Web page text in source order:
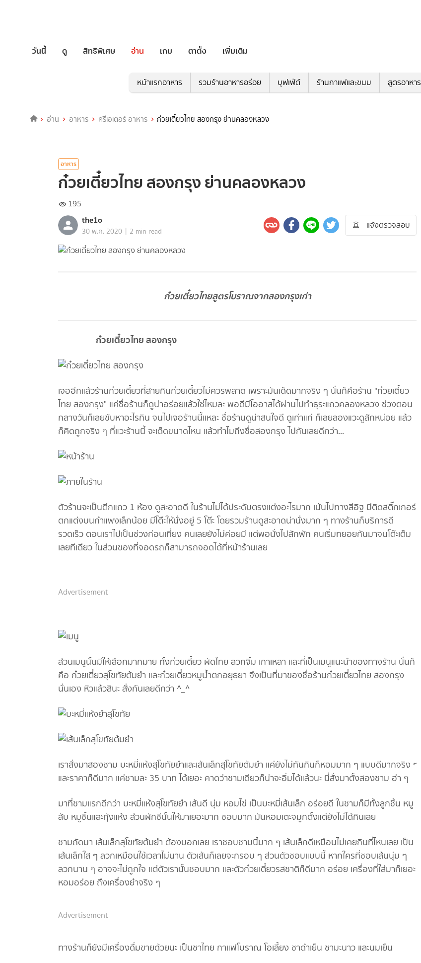
วันนี้ ดู สิทธิพิเศษ อ่าน เกม ตาตั้ง เพิ่มเติม
หน้าแรกอาหาร รวมร้านอาหารอร่อย บุฟเฟ่ต์ ร้านกาแฟและขนม สูตรอาหาร
อ่าน อาหาร ครีเอเตอร์ อาหาร ก๋วยเตี๋ยวไทย สองกรุง ย่านคลองหลวง
อาหาร
ก๋วยเตี๋ยวไทย สองกรุง ย่านคลองหลวง
195
the1o
30 พ.ค. 2020 | 2 min read
แจ้งตรวจสอบ
ก๋วยเตี๋ยวไทยสูตรโบราณจากสองกรุงเก่า
ก๋วยเตี๋ยวไทย สองกรุง
เจออีกแล้วร้านก๋วยเตี๋ยวที่สายกินก๋วยเตี๋ยวไม่ควรพลาด เพราะมันเด็ดมากจริง ๆ นั่นก็คือร้าน "ก๋วยเตี๋ยว
ไทย สองกรุง" แค่ชื่อร้านก็ดูน่าอร่อยแล้วใช่ไหมละ พอดีมีโออาสได้ผ่านไปทำธุระแถวคลองหลวง ช่วงตอน
กลางวันก็เลยขับหาอะไรกิน จนไปเจอร้านนี้แหละ ชื่อร้านดูน่าสนใจดี ดูเก่าแก่ ก็เลยลองแวะดูสักหน่อย แล้ว
ก็คิดถูกจริง ๆ ที่แวะร้านนี้ จะเด็ดขนาดไหน แล้วทำไมถึงชื่อสองกรุง ไปกันเลยดีกว่า...
ตัวร้านจะเป็นตึกแถว 1 ห้อง ดูสะอาดดี ในร้านไม่ได้ประดับตรงแต่งอะไรมาก เน้นไปทางสีอิฐ มีติดสติ๊กเกอร์
ตกแต่งบนกำแพงเล็กน้อย มีโต๊ะให้นั่งอยู่ 5 โต๊ะ โดยรวมร้านดูสะอาดน่านั่งมาก ๆ ทางร้านก็บริการดี
รวดเร็ว ตอนเราไปเป็นช่วงก่อนเที่ยง คนเลยยังไม่ค่อยมี แต่พอนั่งไปสักพัก คนเริ่มทยอยกันมาจนโต๊ะเต็ม
เลยทีเดียว ในส่วนของที่จอดรถก็สามารถจอดได้ที่หน้าร้านเลย
Advertisement
ส่วนเมนูนั้นมีให้เลือกมากมาย ทั้งก๋วยเตี๋ยว ผัดไทย ลวกจิ้ม เกาเหลา และที่เป็นเมนูแนะนำของทางร้าน นั่นก็
คือ ก๋วยเตี๋ยวสุโขทัยต้มยำ และก๋วยเตี๋ยวหมูน้ำตกอยุธยา จึงเป็นที่มาของชื่อร้านก๋วยเตี๋ยวไทย สองกรุง
นั่นเอง หิวแล้วสินะ สั่งกันเลยดีกว่า ^_^
เราสั่งมาสองชาม บะหมี่แห้งสุโขทัยยำและเส้นเล็กสุโขทัยต้มยำ แค่ยังไม่ทันกินก็หอมมาก ๆ แบบดีมากจริง ๆ
และราคาก็ดีมาก แค่ชามละ 35 บาท ได้เยอะ คาดว่าชามเดียวก็น่าจะอิ่มได้แล้วนะ นี่สั่งมาตั้งสองชาม ฮ่า ๆ
มาที่ชามแรกดีกว่า บะหมี่แห้งสุโขทัยยำ เส้นดี นุ่ม หอมไข่ เป็นบะหมี่เส้นเล็ก อร่อยดี ในชามก็มีทั้งลูกชิ้น หมู
สับ หมูชิ้นและกุ้งแห้ง ส่วนผักชีนั้นให้มาเยอะมาก ชอบมาก มันหอมเตะจมูกตั้งแต่ยังไม่ได้กินเลย
ชามถัดมา เส้นเล็กสุโขทัยต้มยำ ต้องบอกเลย เราชอบชามนี้มาก ๆ เส้นเล็กดีเหมือนไม่เคยกินที่ไหนเลย เป็น
เส้นเล็กใส ๆ ลวกเหมือนใช้เวลาไม่นาน ตัวเส้นก็เลยจะกรอบ ๆ ส่วนตัวชอบแบบนี้ หากใครที่ชอบเส้นนุ่ม ๆ
ลวกนาน ๆ อาจจะไม่ถูกใจ แต่ตัวเรานั้นชอบมาก และตัวก๋วยเตี๋ยวรสชาติก็ดีมาก อร่อย เครื่องที่ใส่มาก็เยอะ
หอมอร่อย ถึงเครื่องยำจริง ๆ
Advertisement
ทางร้านก็ยังมีเครื่องดื่มขายด้วยนะ เป็นชาไทย กาแฟโบราณ โอเลี้ยง ชาดำเย็น ชามะนาว และนมเย็น